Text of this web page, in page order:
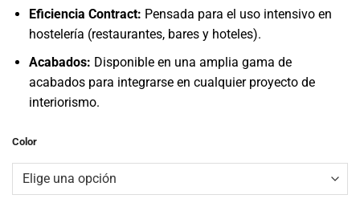
Eficiencia Contract: Pensada para el uso intensivo en
hostelería (restaurantes, bares y hoteles).
Acabados: Disponible en una amplia gama de
acabados para integrarse en cualquier proyecto de
interiorismo.
Color